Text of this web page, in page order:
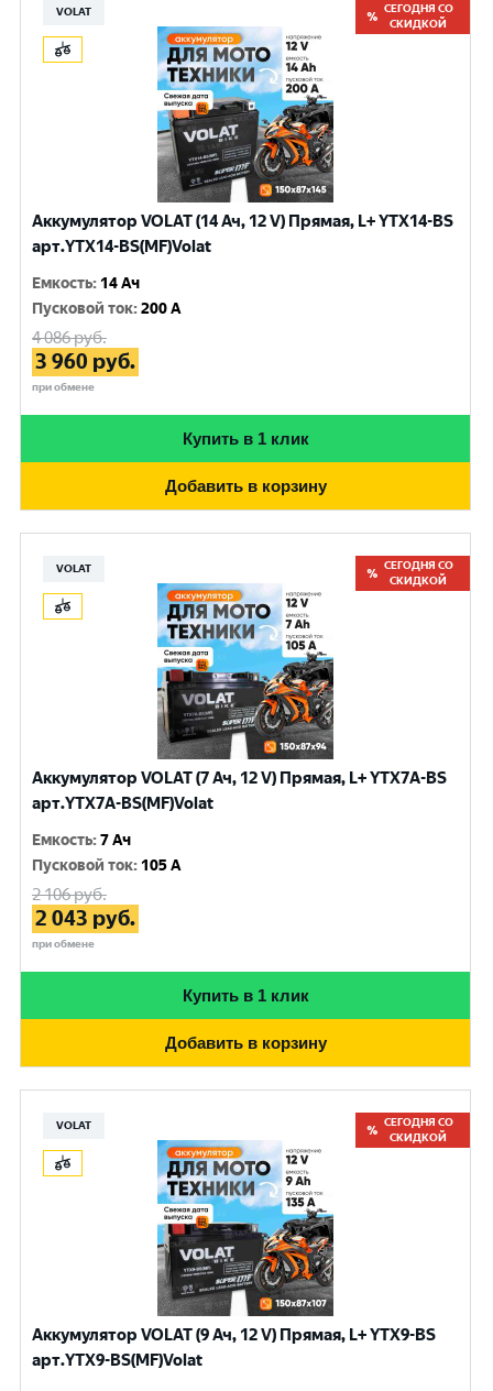
VOLAT
СЕГОДНЯ СО
СКИДКОЙ
Аккумулятор VOLAT (14 Ач, 12 V) Прямая, L+ YTX14-BS
арт.YTX14-BS(MF)Volat
Емкость: 14 Ач
Пусковой ток:200 A
4 086руб.
3 960 руб.
при обмене
Купить в 1 клик
Добавить в корзину
VOLAT
СЕГОДНЯ СО
СКИДКОЙ
Аккумулятор VOLAT (7 Ач, 12 V) Прямая, L+ YTX7A-BS
арт.YTX7A-BS(MF)Volat
Емкость:7 Ач
Пусковой ток: 105 A
2 106руб.
2 043 руб.
при обмене
Купить в 1 клик
Добавить в корзину
VOLAT
СЕГОДНЯ СО
СКИДКОЙ
Аккумулятор VOLAT (9 Ач, 12 V) Прямая, L+ YTX9-BS
арт.YTX9-BS(MF)Volat